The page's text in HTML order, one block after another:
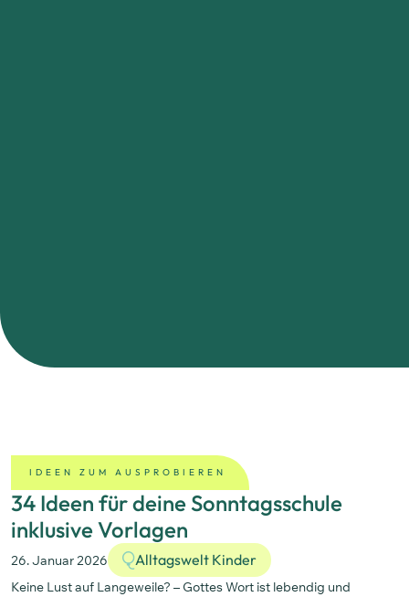
IDEEN ZUM AUSPROBIEREN
34 Ideen für deine Sonntagsschule
inklusive Vorlagen
26. Januar 2026 Alltagswelt Kinder
Keine Lust auf Langeweile? – Gottes Wort ist lebendig und